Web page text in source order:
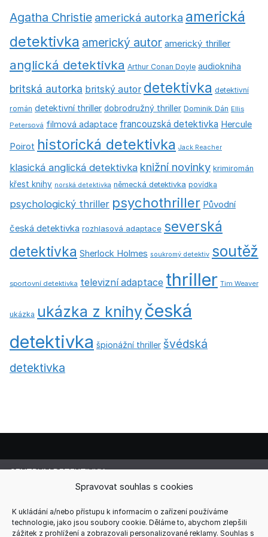
Spravovat souhlas s cookies
K ukládání a/nebo přístupu k informacím o zařízení používáme
technologie, jako jsou soubory cookie. Děláme to, abychom zlepšili
zážitek z prohlížení a zobrazovali personalizované reklamy. Souhlas s
Agatha Christie americká autorka americká
detektivka americký autor americký thriller
anglická detektivka Arthur Conan Doyle audiokniha
britská autorka britský autor detektivka detektivní
román detektivní thriller dobrodružný thriller Dominik Dán Ellis
Petersová filmová adaptace francouzská detektivka Hercule
Poirot historická detektivka Jack Reacher
klasická anglická detektivka knižní novinky krimiromán
křest knihy norská detektivka německá detektivka povídka
psychologický thriller psychothriller Původní
česká detektivka rozhlasová adaptace severská
detektivka Sherlock Holmes soukromý detektiv soutěž
sportovní detektivka televizní adaptace thriller Tim Weaver
ukázka ukázka z knihy česká
detektivka špionážní thriller švédská
detektivka
CENTRUM DETEKTIVKY
Lucie Cermanová
Telefon: +420 607 856 085
E-mail: redakce@centrum-detektivky.cz